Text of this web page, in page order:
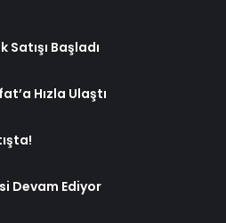
Satışı Başladı
Hızla Ulaştı
Devam Ediyor